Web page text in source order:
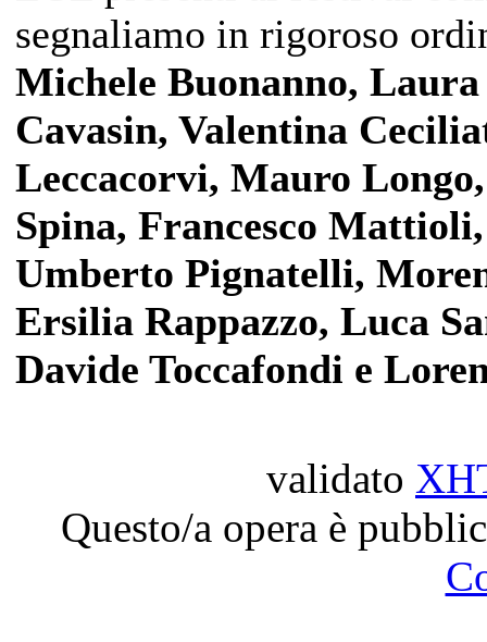
segnaliamo in rigoroso
Michele Buonanno,
Cavasin, Valentina
Leccacorvi, Mauro
Spina, Francesco
Umberto Pignatelli,
Ersilia Rappazzo, Luca
Davide Toccafondi e
validato
Questo/a opera è